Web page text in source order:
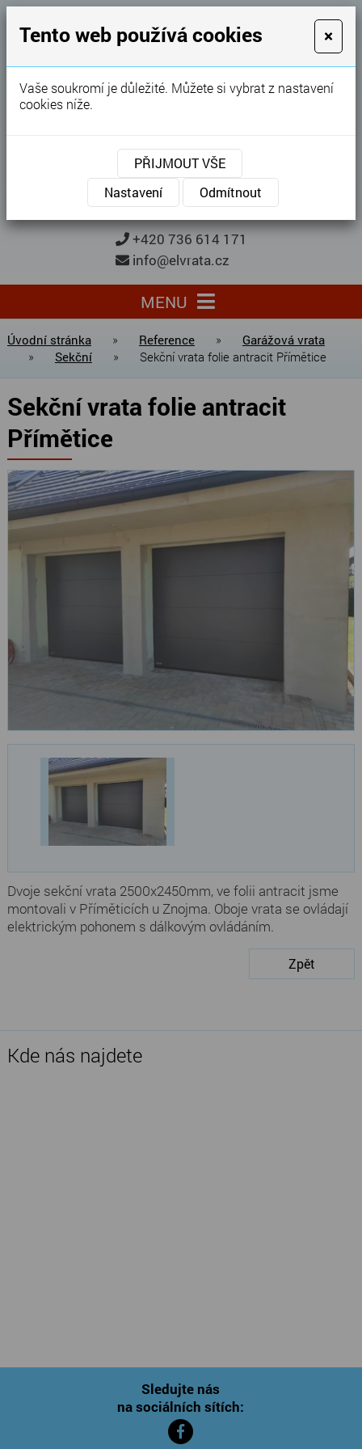
GARÁŽOVÁ VRATA
Karel Procházka
Garážová vrata, brány, ploty ...
Kontaktujte nás
KONTAKTUJTE NÁS
+420 736 614 171
info@elvrata.cz
MENU
Úvodní stránka » Reference »
Garážová vrata
»
Sekční » Sekční vrata folie antracit Přímětice
Sekční vrata folie antracit
Přímětice
Dvoje sekční vrata 2500x2450mm, ve folii antracit jsme
montovali v Příměticích u Znojma. Oboje vrata se ovládají
elektrickým pohonem s dálkovým ovládáním.
Zpět
Kde nás najdete
Sledujte nás
na sociálních sítích:
Tento web používá cookies ×
Vaše soukromí je důležité. Můžete si vybrat z nastavení
cookies níže.
PŘIJMOUT VŠE
Nastavení
Odmítnout